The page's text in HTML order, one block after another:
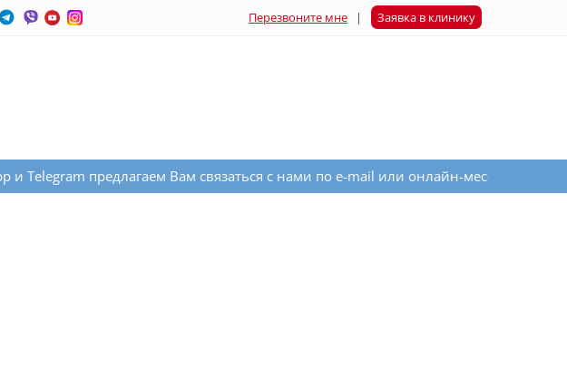
Перезвоните мне | Заявка в клинику
Вам связаться с нами по e-mail или онлайн-мессенджера на сайте